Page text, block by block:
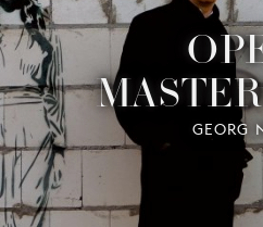
GEORG